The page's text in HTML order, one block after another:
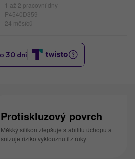
1 až 2 pracovní dny
P4540D359
24 měsíců
Protiskluzový povrch
Měkký silikon zlepšuje stabilitu úchopu a
snižuje riziko vyklouznutí z ruky